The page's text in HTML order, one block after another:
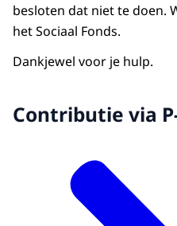
besloten dat niet te doen.
het Sociaal Fonds.
Dankjewel voor je hulp.
Contributie via